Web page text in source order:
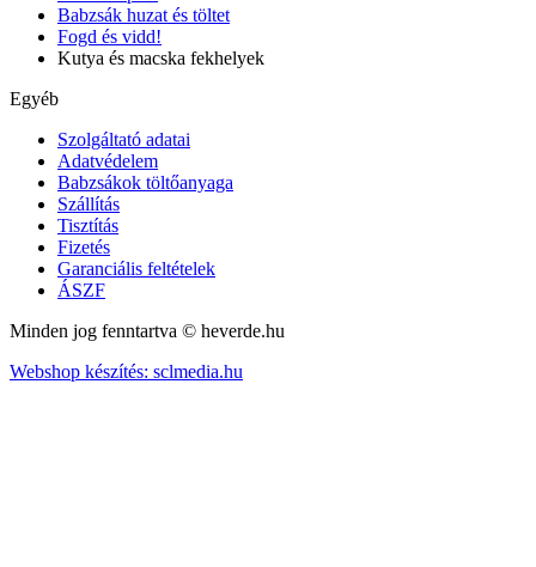
Babzsák huzat és töltet
Fogd és vidd!
Kutya és macska fekhelyek
Egyéb
Szolgáltató adatai
Adatvédelem
Babzsákok töltőanyaga
Szállítás
Tisztítás
Fizetés
Garanciális feltételek
ÁSZF
Minden jog fenntartva © heverde.hu
Webshop készítés: sclmedia.hu